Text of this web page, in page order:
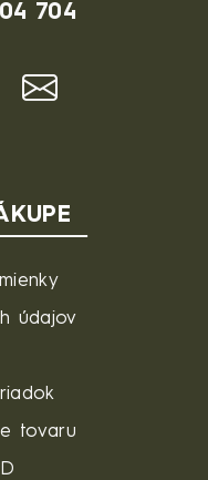
704
údajov
tovaru